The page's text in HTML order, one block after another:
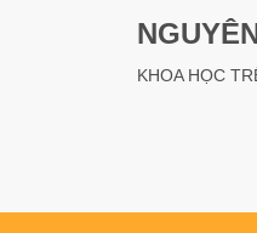
KHOA HỌC